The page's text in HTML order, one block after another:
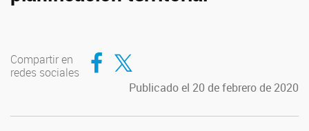
Compartir en
redes sociales
Compartir en Facebook
Compartir en Twitter
Publicado el 20 de febrero de 2020